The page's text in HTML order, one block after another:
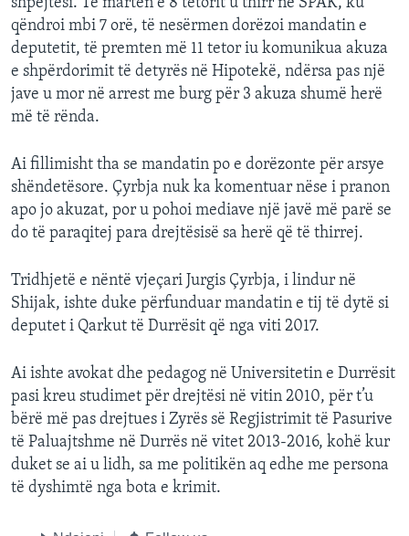
shpejtësi. Të martën e 8 tetorit u thirr në SPAK, ku
qëndroi mbi 7 orë, të nesërmen dorëzoi mandatin e
deputetit, të premten më 11 tetor iu komunikua akuza
e shpërdorimit të detyrës në Hipotekë, ndërsa pas një
jave u mor në arrest me burg për 3 akuza shumë herë
më të rënda.
Ai fillimisht tha se mandatin po e dorëzonte për arsye
shëndetësore. Çyrbja nuk ka komentuar nëse i pranon
apo jo akuzat, por u pohoi mediave një javë më parë se
do të paraqitej para drejtësisë sa herë që të thirrej.
Tridhjetë e nëntë vjeçari Jurgis Çyrbja, i lindur në
Shijak, ishte duke përfunduar mandatin e tij të dytë si
deputet i Qarkut të Durrësit që nga viti 2017.
Ai ishte avokat dhe pedagog në Universitetin e Durrësit
pasi kreu studimet për drejtësi në vitin 2010, për t’u
bërë më pas drejtues i Zyrës së Regjistrimit të Pasurive
të Paluajtshme në Durrës në vitet 2013-2016, kohë kur
duket se ai u lidh, sa me politikën aq edhe me persona
të dyshimtë nga bota e krimit.